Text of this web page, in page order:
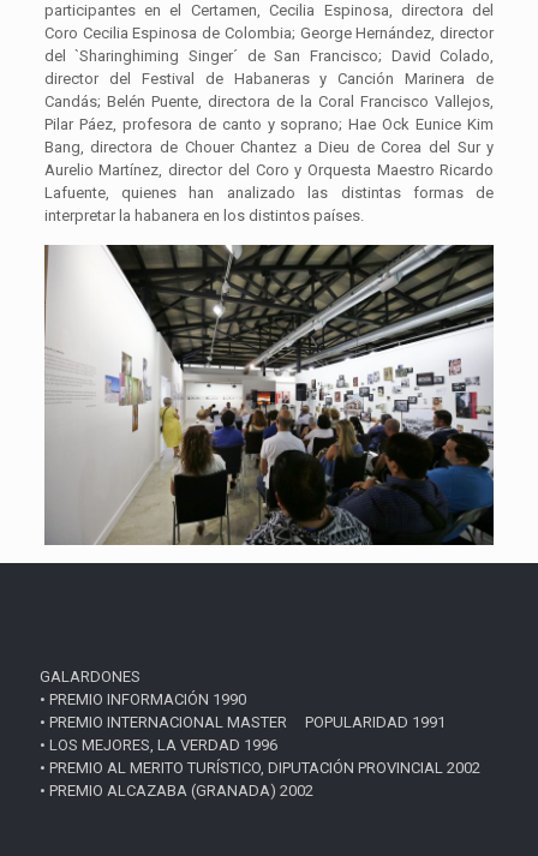
participantes en el Certamen, Cecilia Espinosa, directora del
Coro Cecilia Espinosa de Colombia; George Hernández, director
del `Sharinghiming Singer´ de San Francisco; David Colado,
director del Festival de Habaneras y Canción Marinera de
Candás; Belén Puente, directora de la Coral Francisco Vallejos,
Pilar Páez, profesora de canto y soprano; Hae Ock Eunice Kim
Bang, directora de Chouer Chantez a Dieu de Corea del Sur y
Aurelio Martínez, director del Coro y Orquesta Maestro Ricardo
Lafuente, quienes han analizado las distintas formas de
interpretar la habanera en los distintos países.
GALARDONES
• PREMIO INFORMACIÓN 1990
• PREMIO INTERNACIONAL MASTER POPULARIDAD 1991
• LOS MEJORES, LA VERDAD 1996
• PREMIO AL MERITO TURÍSTICO, DIPUTACIÓN PROVINCIAL 2002
• PREMIO ALCAZABA (GRANADA) 2002